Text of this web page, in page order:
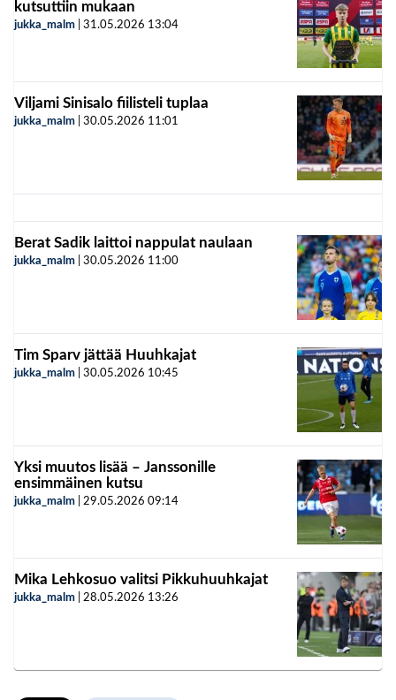
kutsuttiin mukaan
jukka_malm 31.05.2026 13:04
Viljami Sinisalo fiilisteli tuplaa
jukka_malm 30.05.2026 11:01
Berat Sadik laittoi nappulat naulaan
jukka_malm 30.05.2026 11:00
Tim Sparv jättää Huuhkajat
jukka_malm 30.05.2026 10:45
Yksi muutos lisää – Janssonille
ensimmäinen kutsu
jukka_malm 29.05.2026 09:14
Mika Lehkosuo valitsi Pikkuhuuhkajat
jukka_malm 28.05.2026 13:26